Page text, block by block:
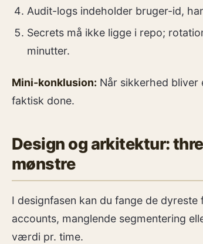
Audit-logs indeholder bruger-id,
Secrets må ikke ligge i repo;
minutter.
Mini-konklusion: Når sikkerhed bliver
faktisk done.
Design og arkitektur:
mønstre
I designfasen kan du fange de
accounts, manglende segmentering
værdi pr. time.